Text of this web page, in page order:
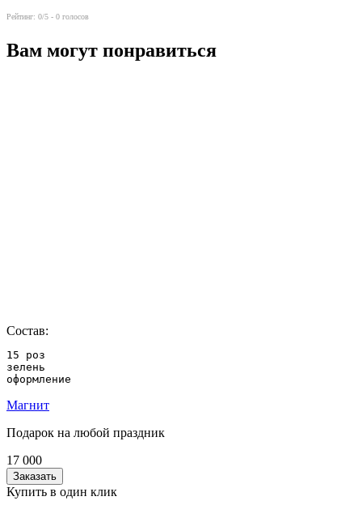
Рейтинг: 0/5 - 0 голосов
Вам могут понравиться
Состав:
15 роз
зелень
оформление
Магнит
Подарок на любой праздник
17 000
Заказать
Купить в один клик